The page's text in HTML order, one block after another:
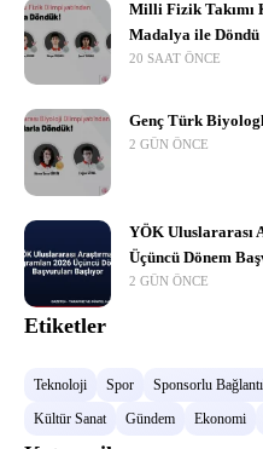
Milli Fizik Takımı
Madalya ile Döndü
20 SAAT ÖNCE
Genç Türk
2 GÜN ÖNCE
YÖK Uluslararası
Üçüncü Dönem
2 GÜN ÖNCE
Etiketler
Teknoloji Spor Sponsorlu
Kültür Sanat
Gündem Ekonomi